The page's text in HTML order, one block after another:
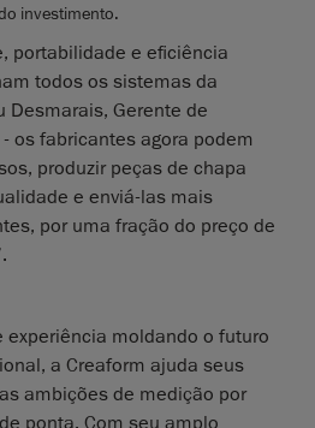
investimento.
portabilidade e eficiência
todos os sistemas da
Desmarais, Gerente de
os fabricantes agora podem
produzir peças de chapa
e enviá-las mais
por uma fração do preço de
experiência moldando o futuro
a Creaform ajuda seus
ambições de medição por
ponta. Com seu amplo